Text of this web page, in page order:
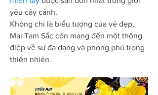
yêu cây cảnh.
Không chỉ là biểu tượng của vẻ đẹp,
Mai Tam Sắc còn mang đến một thông
điệp về sự đa dạng và phong phú trong
thiên nhiên.